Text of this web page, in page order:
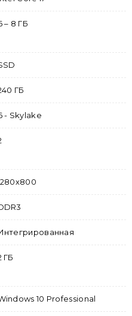
– 8 ГБ
ГБ
- Skylake
ГБ
10 Professional